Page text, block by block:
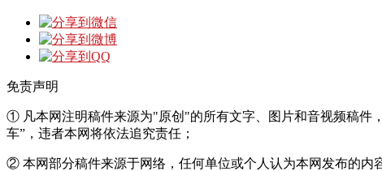
免责声明
① 凡本网注明稿件来源为"原创"的所有文字、图片和音视频稿件
车”，违者本网将依法追究责任；
② 本网部分稿件来源于网络，任何单位或个人认为本网发布的内